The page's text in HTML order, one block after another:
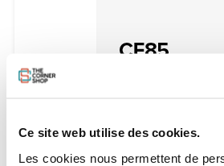
Ce site web utilise des cookies.
Les cookies nous permettent de